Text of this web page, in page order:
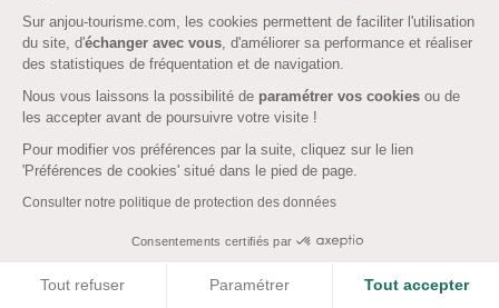
Sur anjou-tourisme.com, les cookies permettent de faciliter l'utilisation
du site, d'échanger avec vous, d'améliorer sa performance et réaliser
des statistiques de fréquentation et de navigation.
Nous vous laissons la possibilité de paramétrer vos cookies ou de
les accepter avant de poursuivre votre visite !
Pour modifier vos préférences par la suite, cliquez sur le lien
'Préférences de cookies' situé dans le pied de page.
Consulter notre politique de protection des données
Consentements certifiés par
Tout refuser Paramétrer Tout accepter
16,60€